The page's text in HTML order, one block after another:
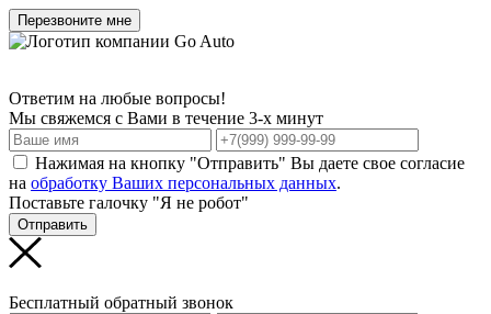
Перезвоните мне
Ответим на любые вопросы!
Мы свяжемся с Вами в течение 3-х минут
Нажимая на кнопку "Отправить" Вы даете свое согласие
на обработку Ваших персональных данных.
Поставьте галочку "Я не робот"
Отправить
Бесплатный обратный звонок